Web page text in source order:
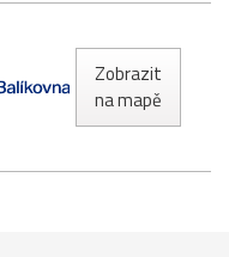
Zobrazit
na mapě